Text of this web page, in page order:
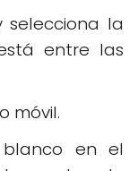
selecciona la
entre las
móvil.
en el